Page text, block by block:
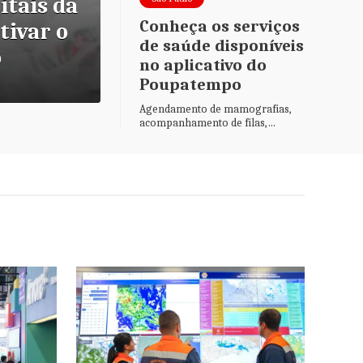
da
o
Gabinete de Crise
para acompanhar
ventania em SP
Conheça os serviços
de saúde disponíveis
no aplicativo do
Poupatempo
Agendamento de mamografias,
acompanhamento de filas,